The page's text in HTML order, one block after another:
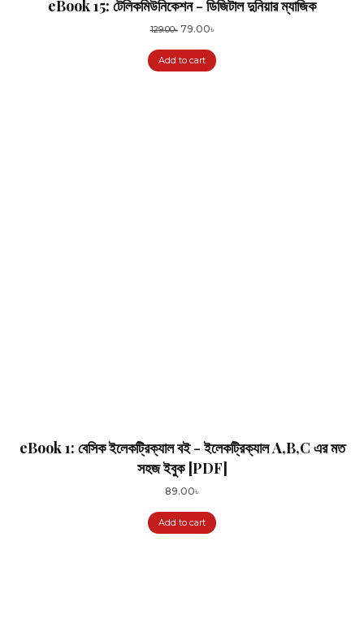
eBook 15: টেলিকমিউনিকেশন - ডিজিটাল দুনিয়ার ম্যাজিক
129.00৳ Original
was:
79.00৳Current
is:
Add to cart
eBook 1: বেসিক ইলেকট্রিক্যাল বই - ইলেকট্রিক্যাল A,B,C এর মত
সহজ ইবুক [PDF]
89.00৳
Add to cart